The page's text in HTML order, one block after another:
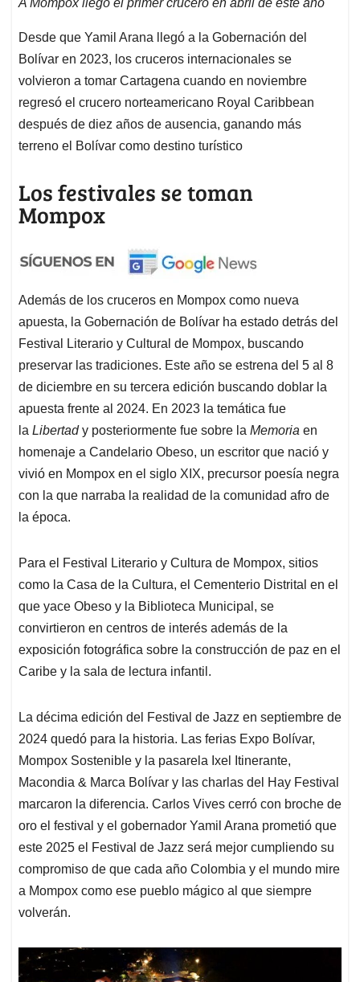
A Mompox llegó el primer crucero en abril de este año
Desde que Yamil Arana llegó a la Gobernación del
Bolívar en 2023, los cruceros internacionales se
volvieron a tomar Cartagena cuando en noviembre
regresó el crucero norteamericano Royal Caribbean
después de diez años de ausencia, ganando más
terreno el Bolívar como destino turístico
Los festivales se toman
Mompox
Además de los cruceros en Mompox como nueva
apuesta, la Gobernación de Bolívar ha estado detrás del
Festival Literario y Cultural de Mompox, buscando
preservar las tradiciones. Este año se estrena del 5 al 8
de diciembre en su tercera edición buscando doblar la
apuesta frente al 2024. En 2023 la temática fue
la Libertady posteriormente fue sobre la Memoria en
homenaje a Candelario Obeso, un escritor que nació y
vivió en Mompox en el siglo XIX, precursor poesía negra
con la que narraba la realidad de la comunidad afro de
la época.
Para el Festival Literario y Cultura de Mompox, sitios
como la Casa de la Cultura, el Cementerio Distrital en el
que yace Obeso y la Biblioteca Municipal, se
convirtieron en centros de interés además de la
exposición fotográfica sobre la construcción de paz en el
Caribe y la sala de lectura infantil.
La décima edición del Festival de Jazz en septiembre de
2024 quedó para la historia. Las ferias Expo Bolívar,
Mompox Sostenible y la pasarela Ixel Itinerante,
Macondia & Marca Bolívar y las charlas del Hay Festival
marcaron la diferencia. Carlos Vives cerró con broche de
oro el festival y el gobernador Yamil Arana prometió que
este 2025 el Festival de Jazz será mejor cumpliendo su
compromiso de que cada año Colombia y el mundo mire
a Mompox como ese pueblo mágico al que siempre
volverán.